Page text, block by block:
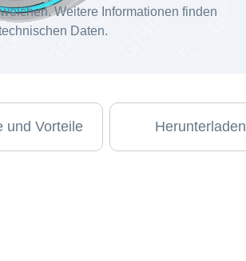
Weitere Informationen finden
Daten.
und Vorteile Herunterladen